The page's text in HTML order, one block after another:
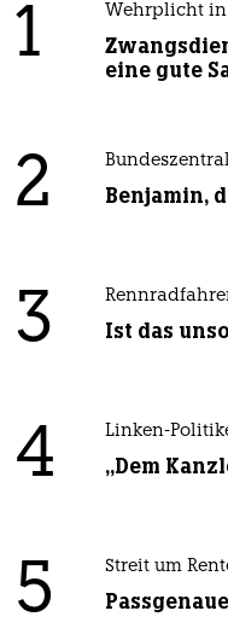
1 Wehrplicht
eine gute
2 Benjamin,
3 Ist das
4 Linken-
„Dem
5 Streit um